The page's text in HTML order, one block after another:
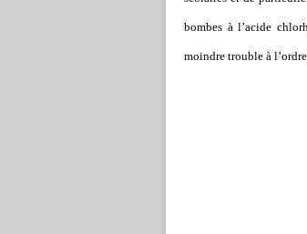
bombes à l’acide
moindre trouble à l’